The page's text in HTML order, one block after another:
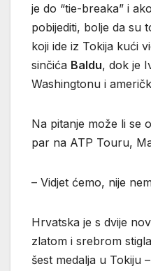
je do “tie-breaka” i
pobijediti, bolje da su
koji ide iz Tokija kući
sinčića Baldu, dok je
Washingtonu i
Na pitanje može li se
par na ATP Touru,
– Vidjet ćemo, nije
Hrvatska je s dvije
zlatom i srebrom
šest medalja u Tokiju